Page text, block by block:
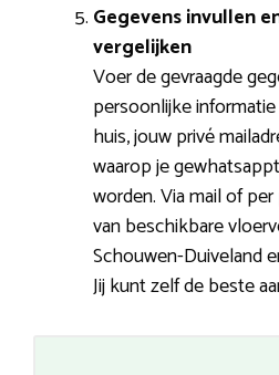
Gegevens invullen
vergelijken
Voer de gevraagde
persoonlijke
huis, jouw privé
waarop je
worden. Via mail of
van beschikbare
Schouwen-Duiveland
Jij kunt zelf de beste